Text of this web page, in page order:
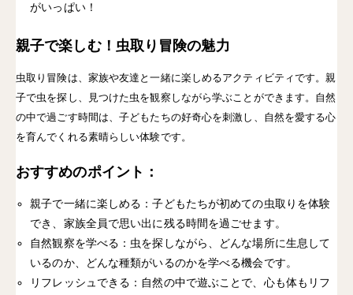
がいっぱい！
親子で楽しむ！虫取り冒険の魅力
虫取り冒険は、 家族や友達 と一緒に楽しめるアクティビティです。親
子で虫を探し、見つけた虫を観察しながら学ぶことができます。 自然
の中で過ごす時間 は、子どもたちの好奇心を刺激し、自然を愛する心
を育んでくれる素晴らしい体験です。
おすすめのポイント ：
親子で一緒に楽しめる ：子どもたちが初めての虫取りを体験
でき、家族全員で思い出に残る時間を過ごせます。
自然観察を学べる ：虫を探しながら、どんな場所に生息して
いるのか、どんな種類がいるのかを学べる機会です。
リフレッシュできる ：自然の中で遊ぶことで、心も体もリフ